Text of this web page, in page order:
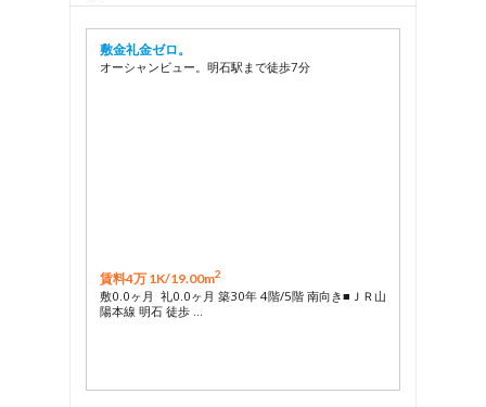
敷金礼金ゼロ。
オーシャンビュー。明石駅まで徒歩7分
賃料4万 1K/19.00m2
敷0.0ヶ月 礼0.0ヶ月 築30年 4階/5階 南向き■ＪＲ山
陽本線 明石 徒歩 …